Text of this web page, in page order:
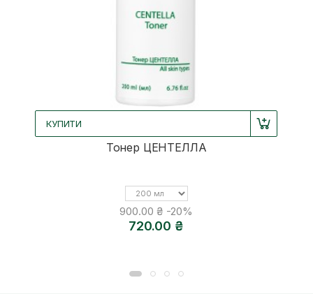
КУПИТИ
Тонер ЦЕНТЕЛЛА
Об'єм
900.00 ₴ -20%
720.00 ₴